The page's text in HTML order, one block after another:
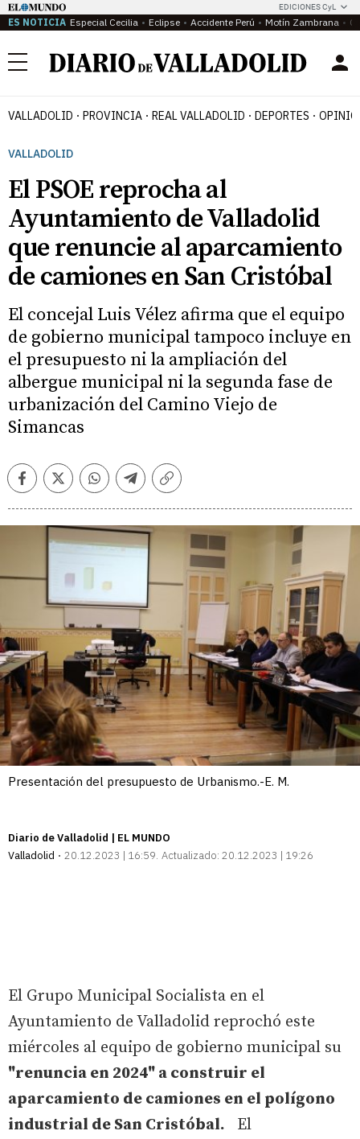
EDICIONES CyL
ES NOTICIA Especial Cecilia Eclipse Accidente Perú Motín Zambrana
Menú
VALLADOLID PROVINCIA REAL VALLADOLID DEPORTES
VALLADOLID
El PSOE reprocha al
Ayuntamiento de Valladolid
que renuncie al aparcamiento
de camiones en San Cristóbal
El concejal Luis Vélez afirma que el equipo
de gobierno municipal tampoco incluye en
el presupuesto ni la ampliación del
albergue municipal ni la segunda fase de
urbanización del Camino Viejo de
Simancas
FacebookTwitterWhatsappTelegramCopiar
Presentación del presupuesto de Urbanismo.-E. M.
Diario de Valladolid | EL MUNDO
Valladolid
20.12.2023 | 16:59 Actualizado: 20.12.2023 | 19:26
El Grupo Municipal Socialista en el
Ayuntamiento de Valladolid reprochó este
miércoles al equipo de gobierno municipal su
"renuncia en 2024" a construir el
aparcamiento de camiones en el polígono
industrial de San Cristóbal. El